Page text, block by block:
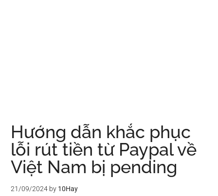
Hướng dẫn khắc phục
lỗi rút tiền từ Paypal về
Việt Nam bị pending
21/09/2024 by 10Hay